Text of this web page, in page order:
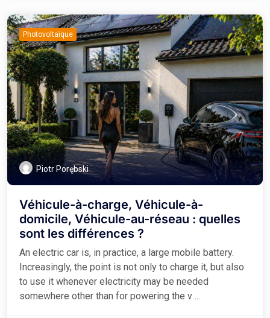
Photovoltaïque
Piotr Porębski
Véhicule-à-charge, Véhicule-à-
domicile, Véhicule-au-réseau : quelles
sont les différences ?
An electric car is, in practice, a large mobile battery.
Increasingly, the point is not only to charge it, but also
to use it whenever electricity may be needed
somewhere other than for powering the v ...